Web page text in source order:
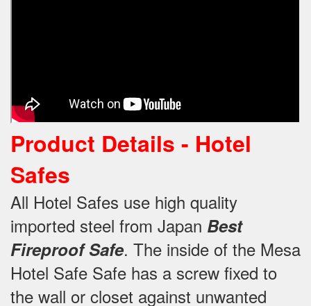
Product Details - Hotel
Safes
All Hotel Safes use high quality
imported steel from Japan Best
Fireproof Safe. The inside of the Mesa
Hotel Safe Safe has a screw fixed to
the wall or closet against unwanted